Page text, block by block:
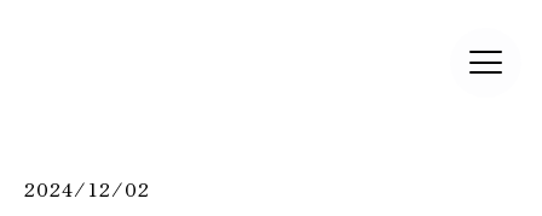
2024/12/02